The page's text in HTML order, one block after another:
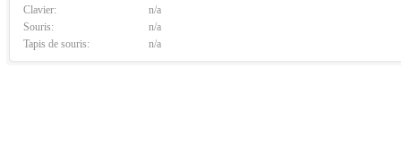
Clavier:
n/a
Souris:
n/a
Tapis de souris:
n/a